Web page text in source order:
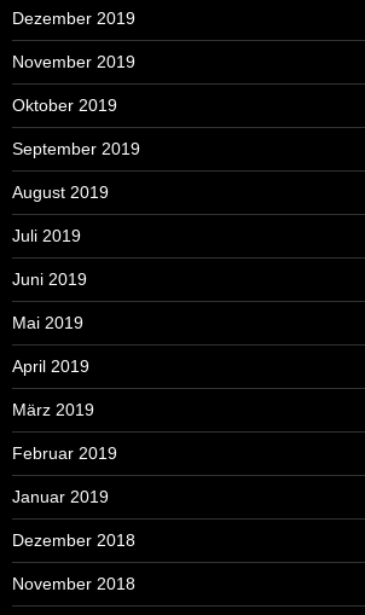
Dezember 2019
November 2019
Oktober 2019
September 2019
August 2019
Juli 2019
Juni 2019
Mai 2019
April 2019
März 2019
Februar 2019
Januar 2019
Dezember 2018
November 2018